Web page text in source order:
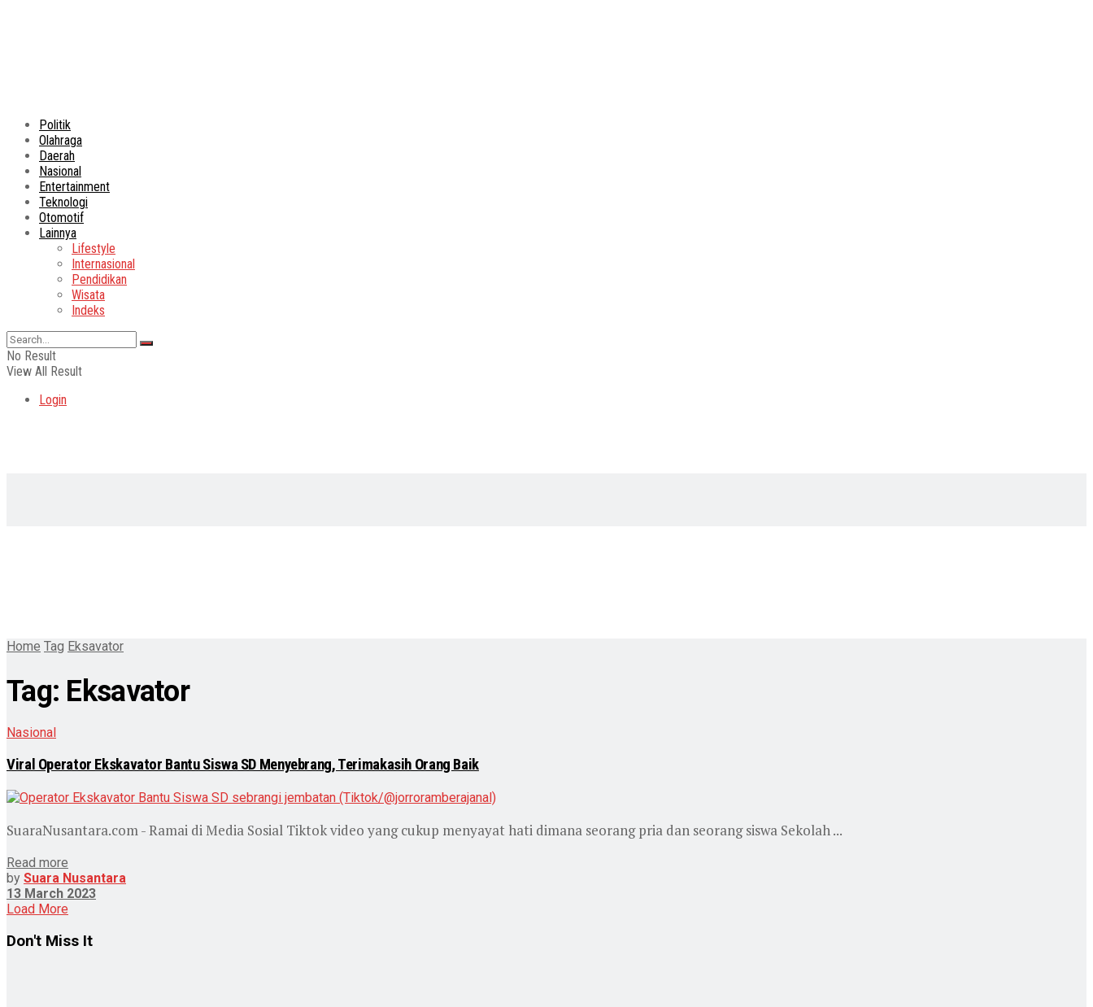
Politik
Olahraga
Daerah
Nasional
Entertainment
Teknologi
Otomotif
Lainnya
Lifestyle
Internasional
Pendidikan
Wisata
Indeks
No Result
View All Result
Login
Home Tag Eksavator
Tag: Eksavator
Nasional
Viral Operator Ekskavator Bantu Siswa SD Menyebrang, Terimakasih Orang Baik
SuaraNusantara.com - Ramai di Media Sosial Tiktok video yang cukup menyayat hati dimana seorang pria dan seorang siswa Sekolah ...
Read more
by Suara Nusantara
13 March 2023
Load More
Don't Miss It